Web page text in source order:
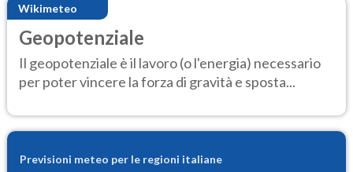
Wikimeteo
Geopotenziale
Il geopotenziale è il lavoro (o l'energia) necessario
per poter vincere la forza di gravità e sposta...
Previsioni meteo per le regioni italiane